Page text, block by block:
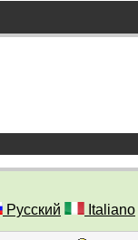
Русский Italiano